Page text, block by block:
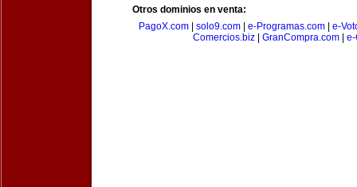
Otros dominios en venta:
PagoX.com
solo9.com e-Programas.com
e-
Comercios.biz| GranCompra.com| e-